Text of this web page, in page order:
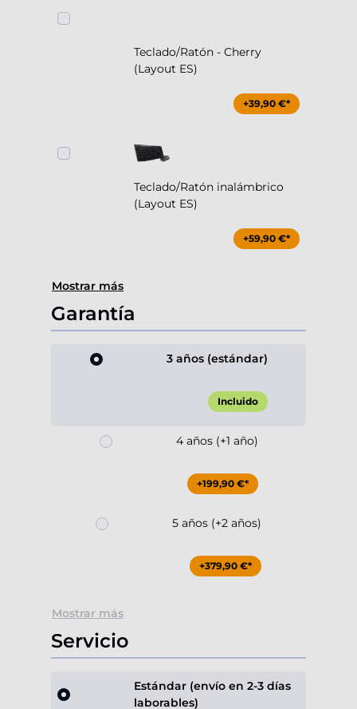
Teclado/Ratón - Cherry
(Layout ES)
+39,90 €*
Teclado/Ratón inalámbrico
(Layout ES)
+59,90 €*
Mostrar más
Garantía
3 años (estándar)
Incluido
4 años (+1 año)
+199,90 €*
5 años (+2 años)
+379,90 €*
Mostrar más
Servicio
Estándar (envío en 2-3 días
laborables)